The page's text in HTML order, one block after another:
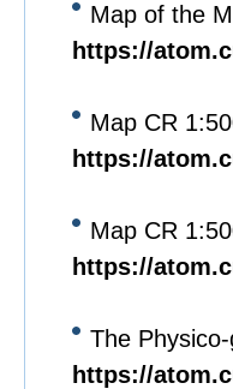
Map of the
https://
Map CR
https://
Map CR
https://
The
https://